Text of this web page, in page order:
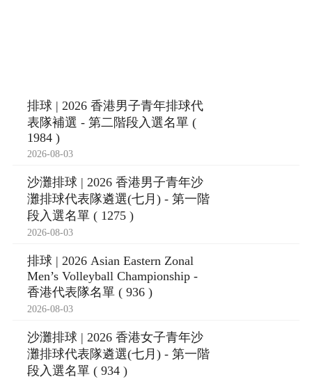
排球 | 2026 香港男子青年排球代
表隊補選 - 第二階段入選名單 (
1984 )
2026-08-03
沙灘排球 | 2026 香港男子青年沙
灘排球代表隊遴選(七月) - 第一階
段入選名單 ( 1275 )
2026-08-03
排球 | 2026 Asian Eastern Zonal
Men’s Volleyball Championship -
香港代表隊名單 ( 936 )
2026-08-03
沙灘排球 | 2026 香港女子青年沙
灘排球代表隊遴選(七月) - 第一階
段入選名單 ( 934 )